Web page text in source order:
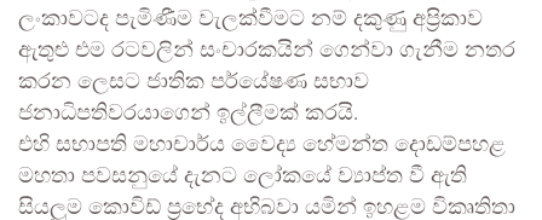
ලංකාවටද පැමිණීම වැලක්වීමට නම් දකුණු අප්‍රිකාව
ඇතුළු එම රටවලින් සංචාරකයින් ගෙන්වා ගැනීම නතර
කරන ලෙසට ජාතික පර්යේෂණ සභාව
ජනාධිපතිවරයාගෙන් ඉල්ලීමක් කරයි.
එහි සභාපති මහාචාර්ය වෛද්‍ය හේමන්ත දොඩම්පහළ
මහතා පවසනුයේ දැනට ලෝකයේ ව්‍යාප්ත වී ඇති
සියලුම කොවිඩ් ප්‍රභේද අභිබවා යමින් ඉහළම විකෘතිතා